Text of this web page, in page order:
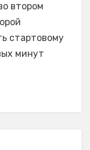
ПСК
уступили
втором
втором
стартовому
минут